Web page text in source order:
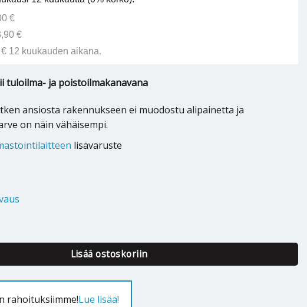
€
€
12 kuukauden aikana.
tuloilma- ja poistoilmakanavana
ansiosta rakennukseen ei muodostu alipainetta ja
on näin vähäisempi.
lisävaruste
MPPT ilmastointilaitteeseen määrä
Lisää ostoskoriin
rahoituksiimme!Lue lisää!